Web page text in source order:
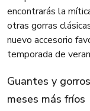
encontrarás la
otras gorras
nuevo accesorio
temporada de
Guantes y
meses más fríos